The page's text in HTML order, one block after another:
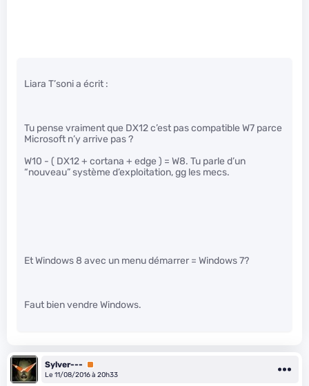
Liara T’soni a écrit :
Tu pense vraiment que DX12 c’est pas compatible W7 parce
Microsoft n’y arrive pas ?
W10 - ( DX12 + cortana + edge ) = W8. Tu parle d’un
“nouveau” système d’exploitation, gg les mecs.
Et Windows 8 avec un menu démarrer = Windows 7?
Faut bien vendre Windows.
Sylver---
Premium
Le 11/08/2016 à 20h33